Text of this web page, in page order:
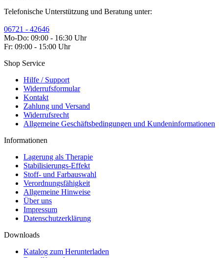
Telefonische Unterstützung und Beratung unter:
06721 - 42646
Mo-Do: 09:00 - 16:30 Uhr
Fr: 09:00 - 15:00 Uhr
Shop Service
Hilfe / Support
Widerrufsformular
Kontakt
Zahlung und Versand
Widerrufsrecht
Allgemeine Geschäftsbedingungen und Kundeninformationen
Informationen
Lagerung als Therapie
Stabilisierungs-Effekt
Stoff- und Farbauswahl
Verordnungsfähigkeit
Allgemeine Hinweise
Über uns
Impressum
Datenschutzerklärung
Downloads
Katalog zum Herunterladen